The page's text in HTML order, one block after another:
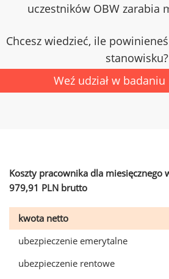
uczestników OBW zarabia
Chcesz wiedzieć, ile
stanowisku?
Weź udział w
Koszty pracownika dla miesięcznego
979,91 PLN brutto
kwota netto
ubezpieczenie emerytalne
ubezpieczenie rentowe